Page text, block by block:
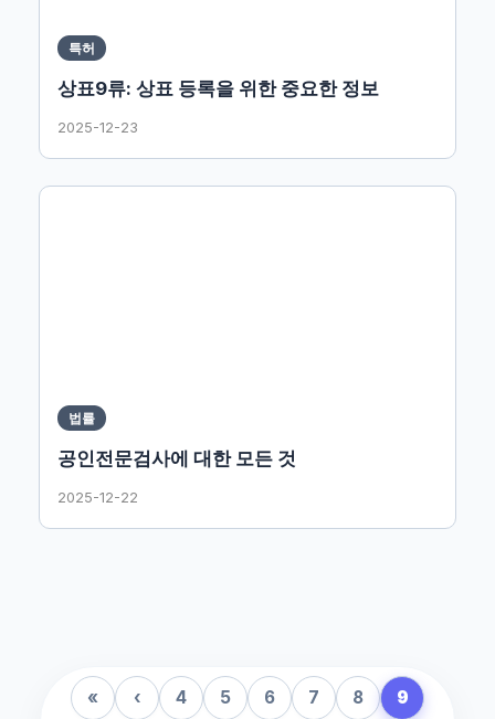
특허
상표9류: 상표 등록을 위한 중요한 정보
2025-12-23
법률
공인전문검사에 대한 모든 것
2025-12-22
« ‹ 4 5 6 7 8 9